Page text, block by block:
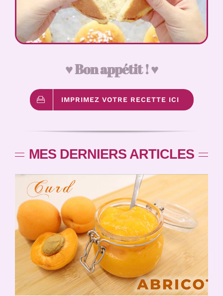
♥️ Bon appétit ! ♥️
IMPRIMEZ VOTRE RECETTE ICI
MES DERNIERS ARTICLES